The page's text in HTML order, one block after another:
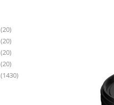
(20)
(20)
(20)
(20)
(1430)